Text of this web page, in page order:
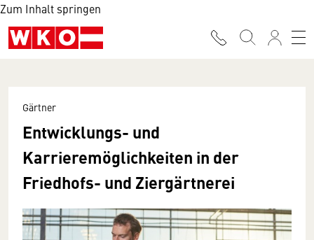
Zum Inhalt springen
Gärtner
Entwicklungs- und
Karrieremöglichkeiten in der
Friedhofs- und Ziergärtnerei